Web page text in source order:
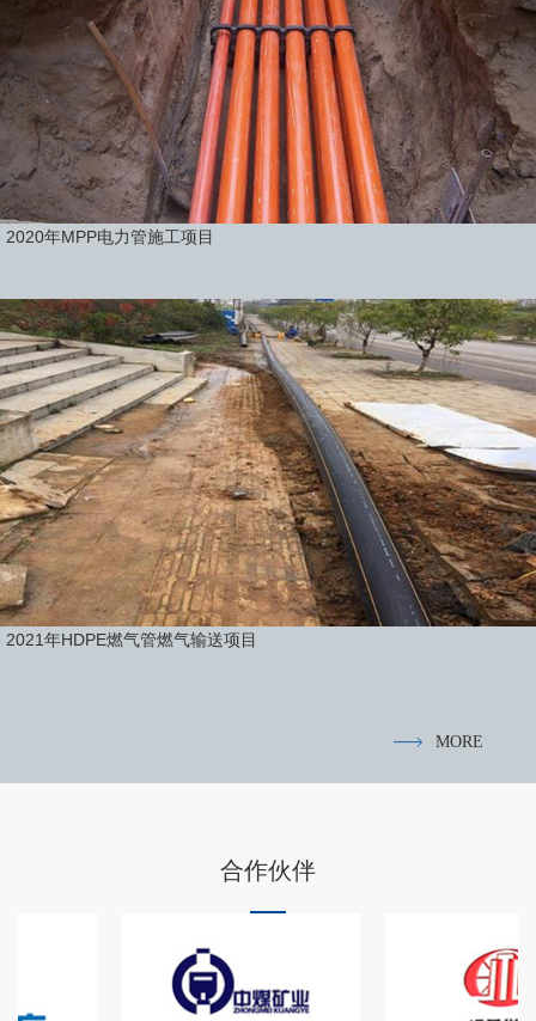
2020年MPP电力管施工项目
2021年HDPE燃气管燃气输送项目
MORE
合作伙伴